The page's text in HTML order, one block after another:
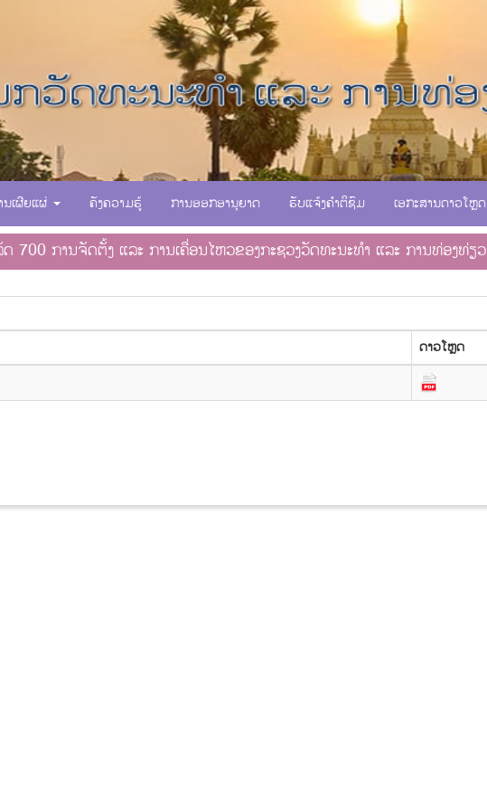
ນເຜີຍແຜ່ ຄັງຄວາມຮູ້ ການອອກອານຸຍາດ ຮັບແຈ້ງຄຳຕິຊົມ ເອກະສານດາວໂຫຼດ
ດ 700 ການຈັດຕັ້ງ ແລະ ການເຄື່ອນໄຫວຂອງກະຊວງວັດທະນະທຳ ແລະ ການທ່ອງທ່ຽວ
ດາວ​ໂຫຼດ